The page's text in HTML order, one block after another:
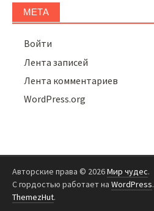
МЕТА
Войти
Лента записей
Лента комментариев
WordPress.org
Авторские права © 2026Мир чудес.
С гордостью работает на WordPress.
ThemezHut.